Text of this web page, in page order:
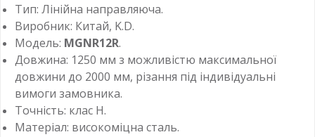
Тип: Лінійна направляюча.
Виробник: Китай, K.D.
Модель: MGNR12R.
Довжина: 1250 мм з можливістю максимальної
довжини до 2000 мм, різання під індивідуальні
вимоги замовника.
Точність: клас H.
Матеріал: високоміцна сталь.